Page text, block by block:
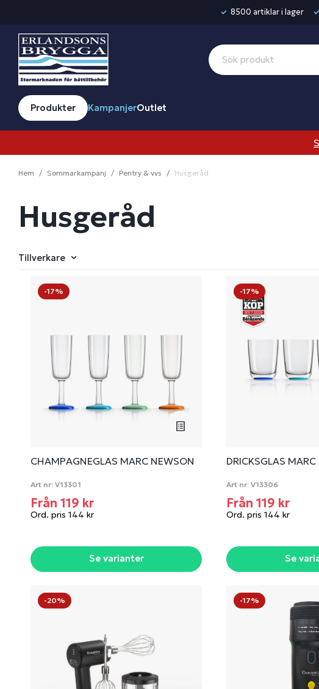
8500 artiklar i lager
Produkter KampanjerOutlet
Hem Sommarkampanj Pentry & vvs Husgeråd
Husgeråd
Tillverkare
-17%
CHAMPAGNEGLAS MARC NEWSON
Art nr: V13301
Från 119 kr
Ord. pris 144 kr
Se varianter
-17%
DRICKSGLAS
Art nr: V13306
Från 119 kr
Ord. pris 144 kr
Se
-20% -17%